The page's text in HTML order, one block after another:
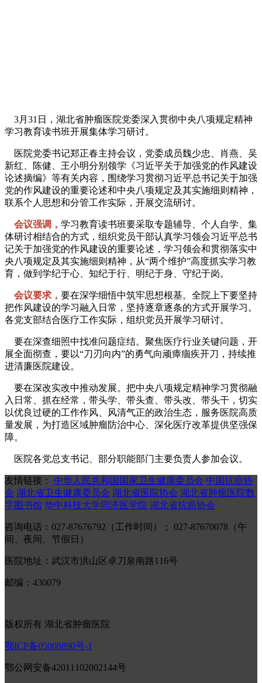
3月31日，湖北省肿瘤医院党委深入贯彻中央八项规定精神
学习教育读书班开展集体学习研讨。
医院党委书记郑正春主持会议，党委成员魏少忠、肖燕、吴
新红、陈健、王小明分别领学《习近平关于加强党的作风建设
论述摘编》等有关内容，围绕学习贯彻习近平总书记关于加强
党的作风建设的重要论述和中央八项规定及其实施细则精神，
联系个人思想和分管工作实际，开展交流研讨。
会议强调， 学习教育读书班要采取专题辅导、个人自学、集
体研讨相结合的方式，组织党员干部认真学习领会习近平总书
记关于加强党的作风建设的重要论述，学习领会和贯彻落实中
央八项规定及其实施细则精神，从“两个维护”高度抓实学习教
育，做到学纪于心、知纪于行、明纪于身、守纪于岗。
会议要求， 要在深学细悟中筑牢思想根基。全院上下要坚持
把作风建设的学习融入日常，坚持逐章逐条的方式开展学习。
各党支部结合医疗工作实际，组织党员开展学习研讨。
要在深查细照中找准问题症结。聚焦医疗行业关键问题，开
展全面彻查，要以“刀刃向内”的勇气向顽瘴痼疾开刀，持续推
进清廉医院建设。
要在深改实改中推动发展。把中央八项规定精神学习贯彻融
入日常、抓在经常，带头学、带头查、带头改、带头干，切实
以优良过硬的工作作风、风清气正的政治生态，服务医院高质
量发展，为打造区域肿瘤防治中心、深化医疗改革提供坚强保
障。
医院各党总支书记、部分职能部门主要负责人参加会议。
友情链接： 中华人民共和国国家卫生健康委员会 中国抗癌协
会 湖北省卫生健康委员会 湖北省医院协会 湖北省肿瘤医院数
字图书馆 华中科技大学同济医学院 湖北省抗癌协会
咨询电话：027-87676792（工作时间）； 027-87670078（午
间、夜间、节假日）
医院地址：武汉市洪山区卓刀泉南路116号
邮编：430079
版权所有 湖北省肿瘤医院
鄂ICP备05008890号-1
鄂公网安备42011102002144号